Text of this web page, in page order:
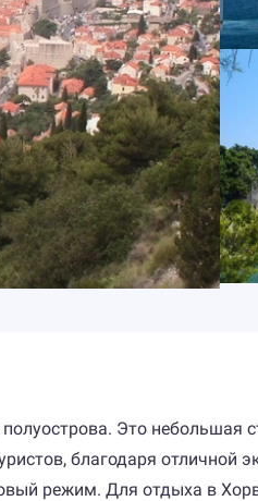
Это
благодаря
режим. Для отдыха в